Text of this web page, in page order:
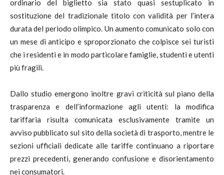
ordinario del biglietto sia stato quasi sestuplicato in
sostituzione del tradizionale titolo con validità per l’intera
durata del periodo olimpico. Un aumento comunicato solo con
un mese di anticipo e sproporzionato che colpisce sei turisti
che i residenti e in modo particolare famiglie, studenti e utenti
più fragili.
Dallo studio emergono inoltre gravi criticità sul piano della
trasparenza e dell’informazione agli utenti: la modifica
tariffaria risulta comunicata esclusivamente tramite un
avviso pubblicato sul sito della società di trasporto, mentre le
sezioni ufficiali dedicate alle tariffe continuano a riportare
prezzi precedenti, generando confusione e disorientamento
nei consumatori.